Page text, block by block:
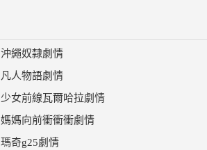
沖繩奴隸劇情
凡人物語劇情
少女前線瓦爾哈拉劇情
媽媽向前衝衝衝劇情
瑪奇g25劇情